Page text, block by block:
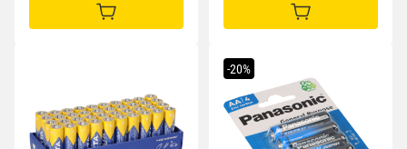
IN DEN WARENKORB IN DEN WARENKORB
-20%